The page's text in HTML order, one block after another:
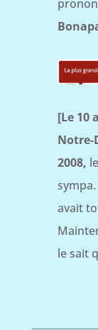
[Le 10
Notre-
2008,
avait
le sait